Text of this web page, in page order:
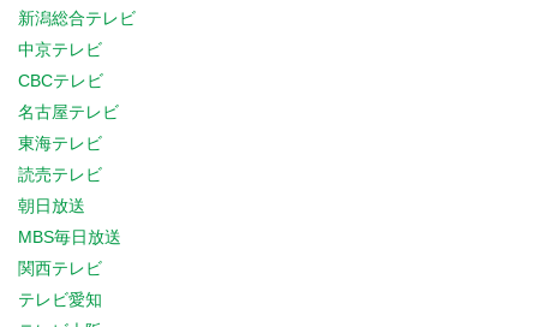
新潟総合テレビ
中京テレビ
CBCテレビ
名古屋テレビ
東海テレビ
読売テレビ
朝日放送
MBS毎日放送
関西テレビ
テレビ愛知